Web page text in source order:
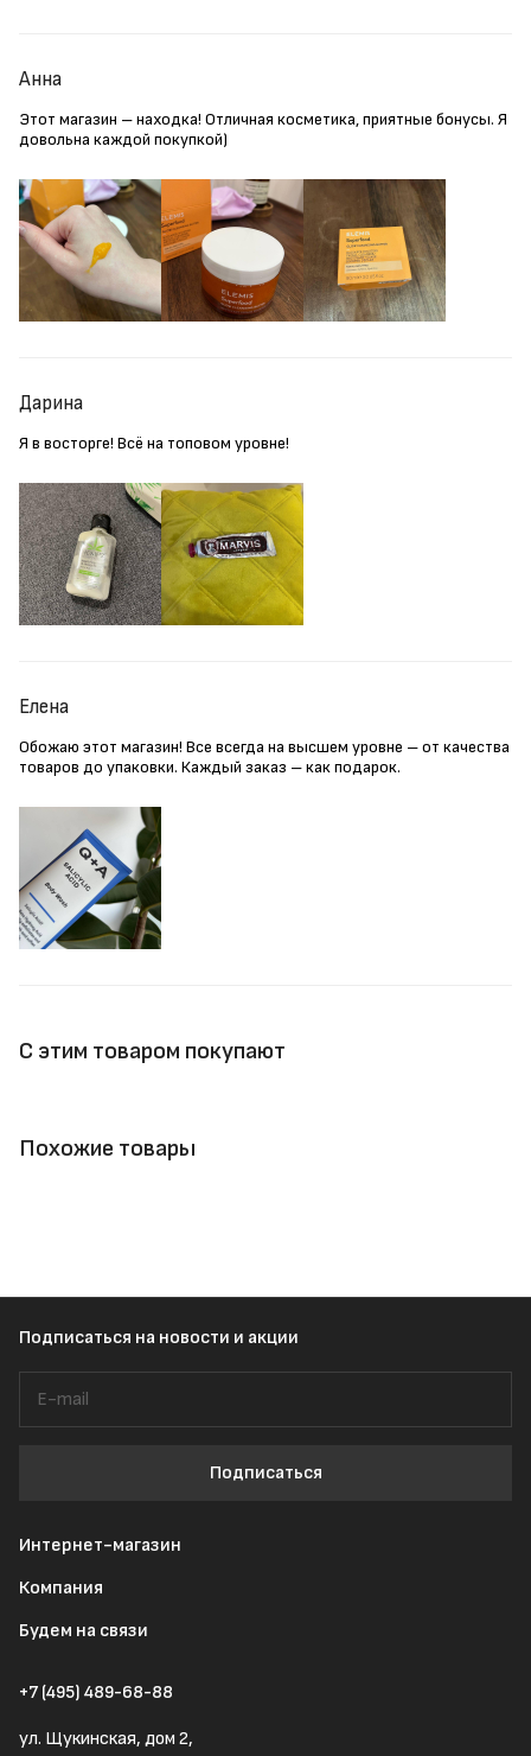
Анна
Этот магазин – находка! Отличная косметика, приятные бонусы. Я
довольна каждой покупкой)
Дарина
Я в восторге! Всё на топовом уровне!
Елена
Обожаю этот магазин! Все всегда на высшем уровне – от качества
товаров до упаковки. Каждый заказ – как подарок.
С этим товаром покупают
Похожие товары
Подписаться на новости и акции
Подписаться
Интернет-магазин
Компания
Будем на связи
+7 (495) 489-68-88
ул. Щукинская, дом 2,